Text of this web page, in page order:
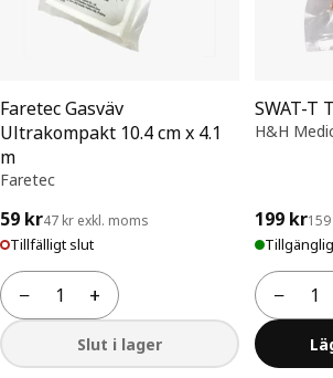
Faretec Gasväv
Ultrakompakt 10.4 cm x 4.1
m
Faretec
59 kr47 kr exkl. moms
Tillfälligt slut
−
Antal +
Slut i lager
SWAT-T
H&H
199 kr
Tillgänglig
−
Antal